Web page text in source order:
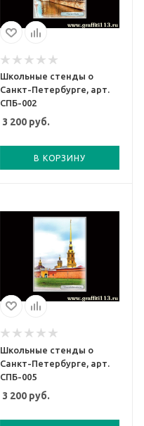
Школьные стенды о
Санкт-Петербурге, арт.
СПБ-002
3 200руб.
В КОРЗИНУ
Школьные стенды о
Санкт-Петербурге, арт.
СПБ-005
3 200руб.